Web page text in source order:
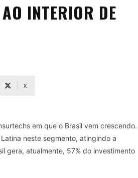
INTERIOR DE
X
em que o Brasil vem crescendo.
neste segmento, atingindo a
gera, atualmente, 57% do investimento